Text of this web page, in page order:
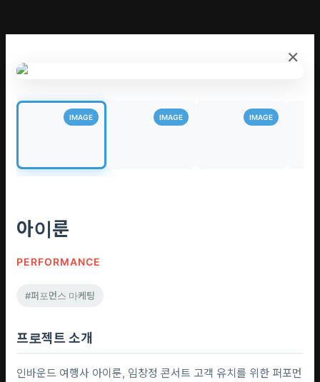
×
IMAGE IMAGE IMAGE
아이룬
PERFORMANCE
#퍼포먼스 마케팅
프로젝트 소개
인바운드 여행사 아이룬, 임창정 콘서트 고객 유치를 위한 퍼포먼